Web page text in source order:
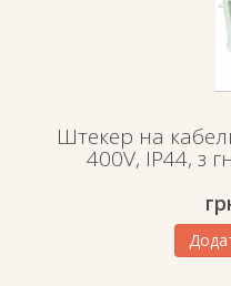
Штекер на
400V, IP44, з